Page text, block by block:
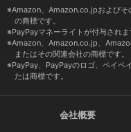
Amazon、Amazon.co.jpおよびそ
の商標です。
PayPayマネーライトが付与され
Amazon、Amazon.co.jp、
またはその関連会社の商標です。
PayPay、PayPayのロゴ、ペイペ
たは商標です。
会社概要